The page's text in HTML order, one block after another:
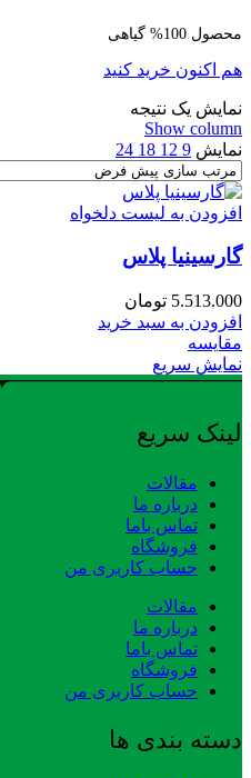
محصول 100% گیاهی
هم اکنون خرید کنید
نمایش یک نتیجه
Show column
نمایش 9
12
18
24
افزودن به لیست دلخواه
گارسینیا پلاس
5.513.000 تومان
افزودن به سبد خرید
مقایسه
نمایش سریع
لینک سریع
مقالات
درباره ما
تماس باما
فروشگاه
حساب کاربری من
مقالات
درباره ما
تماس باما
فروشگاه
حساب کاربری من
دسته بندی ها